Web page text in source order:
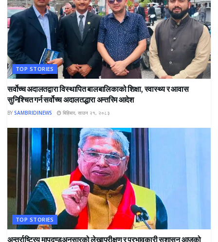
TOP STORIES
सर्वोच्च अदालतद्वारा विस्थापित बालबालिकाको शिक्षा, स्वास्थ्य र आवास
सुनिश्चित गर्न सर्वोच्च अदालतद्धारा अन्तरिम आदेश
BY SAMBRIDINEWS बिहिबार, साउन २१, २०८३
TOP STORIES
अन्तर्राष्ट्रिय मापदण्डअनुसारको लेखापरीक्षण र प्रभावकारी सुशासन आजको